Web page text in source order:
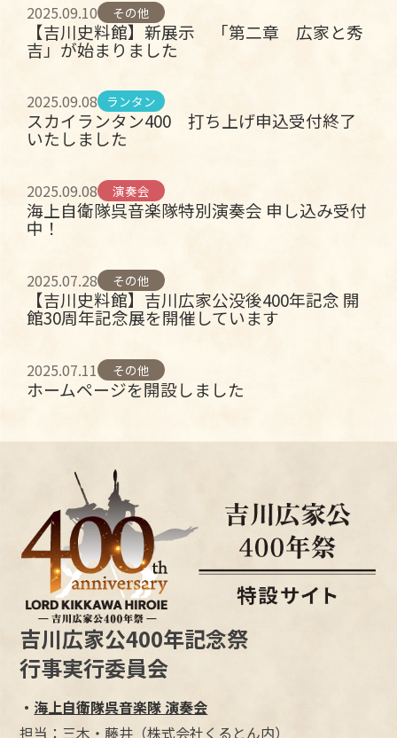
2025.09.10 その他
【吉川史料館】新展示 「第二章 広家と秀
吉」が始まりました
2025.09.08 ランタン
スカイランタン400 打ち上げ申込受付終了
いたしました
2025.09.08 演奏会
海上自衛隊呉音楽隊特別演奏会 申し込み受付
中！
2025.07.28 その他
【吉川史料館】吉川広家公没後400年記念 開
館30周年記念展を開催しています
2025.07.11 その他
ホームページを開設しました
吉川広家公400年記念祭
行事実行委員会
・ 海上自衛隊呉音楽隊 演奏会
担当：三木・藤井（株式会社くるとん内）